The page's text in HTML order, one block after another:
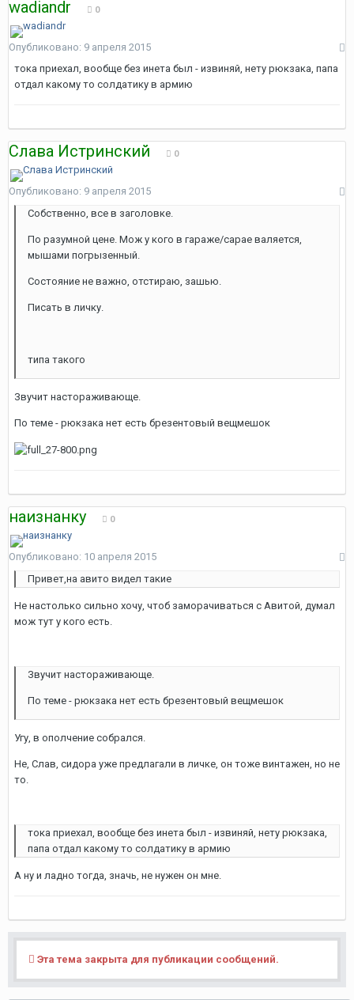
wadiandr 0
Опубликовано: 9 апреля 2015
тока приехал, вообще без инета был - извиняй, нету рюкзака, папа
отдал какому то солдатику в армию
Слава Истринский 0
Опубликовано: 9 апреля 2015
Собственно, все в заголовке.
По разумной цене. Мож у кого в гараже/сарае валяется,
мышами погрызенный.
Состояние не важно, отстираю, зашью.
Писать в личку.
типа такого
Звучит настораживающе.
По теме - рюкзака нет есть брезентовый вещмешок
наизнанку 0
Опубликовано: 10 апреля 2015
Привет,на авито видел такие
Не настолько сильно хочу, чтоб заморачиваться с Авитой, думал
мож тут у кого есть.
Звучит настораживающе.
По теме - рюкзака нет есть брезентовый вещмешок
Угу, в ополчение собрался.
Не, Слав, сидора уже предлагали в личке, он тоже винтажен, но не
то.
тока приехал, вообще без инета был - извиняй, нету рюкзака,
папа отдал какому то солдатику в армию
А ну и ладно тогда, значь, не нужен он мне.
Эта тема закрыта для публикации сообщений.